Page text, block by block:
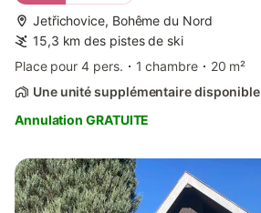
Jetřichovice, Bohême du Nord
15,3 km des pistes de ski
Place pour 4 pers.
1 chambre
20 m²
Une unité supplémentaire disponible
Annulation GRATUITE